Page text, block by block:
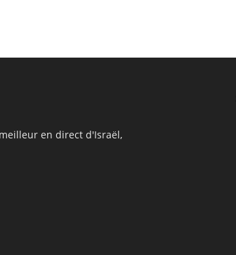
en direct d'Israël,